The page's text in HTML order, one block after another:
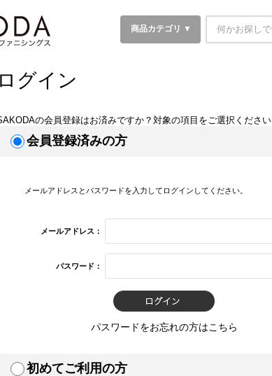
商品カテゴリ ▼
ログイン
の会員登録はお済みですか？対象の項目をご選択ください
会員登録済みの方
メールアドレスとパスワードを入力してログインしてください。
メールアドレス：
パスワード：
パスワードをお忘れの方はこちら
初めてご利用の方